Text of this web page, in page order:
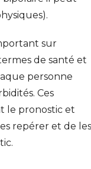
sur
de santé et
personne
Ces
le pronostic et
repérer et de les